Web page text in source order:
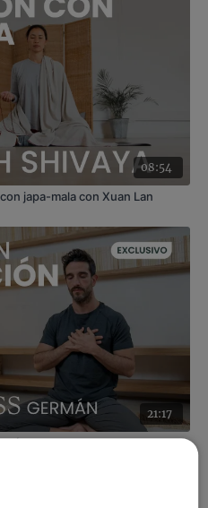
08:54
japa-mala con Xuan Lan
21:17